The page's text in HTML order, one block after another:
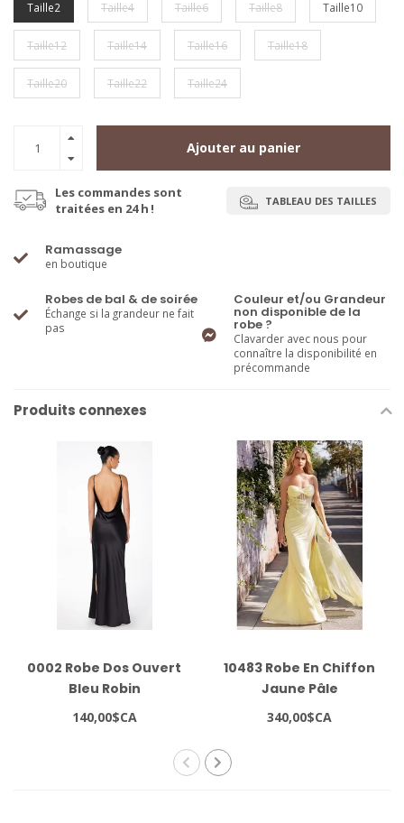
Taille2 Taille4 Taille6 Taille8 Taille10
Taille12 Taille14 Taille16 Taille18
Taille20 Taille22 Taille24
Ajouter au panier
Les commandes sont
traitées en 24 h !
TABLEAU DES TAILLES
Ramassage
en boutique
Robes de bal & de soirée
Échange si la grandeur ne fait
pas
Couleur et/ou Grandeur
non disponible de la
robe ?
Clavarder avec nous pour
connaître la disponibilité en
précommande
Produits connexes
0002 Robe Dos Ouvert
Bleu Robin
140,00$CA
10483 Robe En Chiffon
Jaune Pâle
340,00$CA